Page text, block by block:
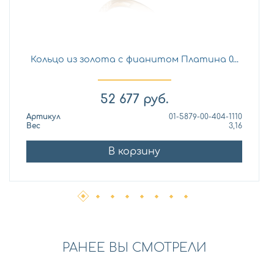
Кольцо из золота с фианитом Платина 0...
52 677 руб.
Артикул
01-5879-00-404-1110
Вес
3,16
В корзину
РАНЕЕ ВЫ СМОТРЕЛИ